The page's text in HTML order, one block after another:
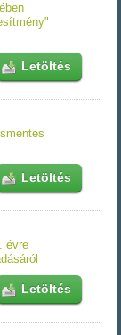
Letöltés
Letöltés
évre
Letöltés